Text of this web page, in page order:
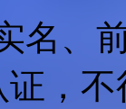
名、
，